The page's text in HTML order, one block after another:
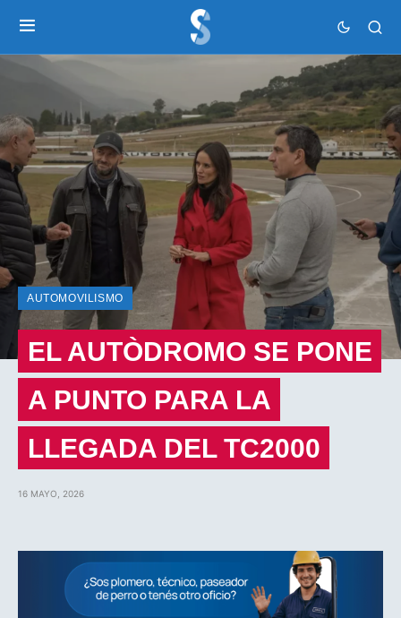
AUTOMOVILISMO
EL AUTÒDROMO SE PONE
A PUNTO PARA LA
LLEGADA DEL TC2000
16 MAYO, 2026